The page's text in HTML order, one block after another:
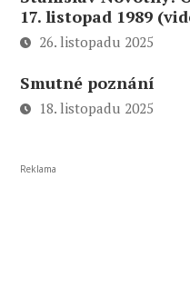
17. listopad 1989
26. listopadu 2025
Smutné poznání
18. listopadu 2025
Reklama